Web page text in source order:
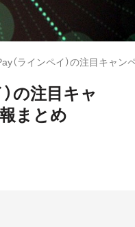
（ラインペイ）の注目キャン
の注目キャ
まとめ